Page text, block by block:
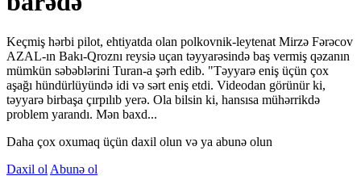
Keçmiş hərbi pilot, ehtiyatda olan polkovnik-leytenat Mirzə Fərəcov
AZAL-ın Bakı-Qroznı reysiə uçan təyyarəsində baş vermiş qəzanın
mümkün səbəblərini Turan-a şərh edib. "Təyyarə eniş üçün çox
aşağı hündürlüyündə idi və sərt eniş etdi. Videodan görünür ki,
təyyarə birbaşa çırpılıb yerə. Ola bilsin ki, hansısa mühərrikdə
problem yarandı. Mən baxd...
Daha çox oxumaq üçün daxil olun və ya abunə olun
Daxil ol Abunə ol